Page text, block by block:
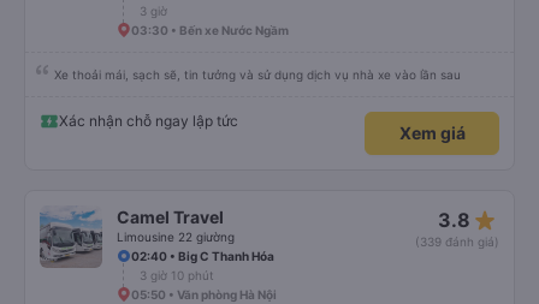
3 giờ
03:30 • Bến xe Nước Ngầm
Xe thoải mái, sạch sẽ, tin tưởng và sử dụng dịch vụ nhà xe vào lần sau
Xác nhận chỗ ngay lập tức
Xem giá
Camel Travel
Limousine 22 giường
3.8 star_rate
(339 đánh giá)
02:40 • Big C Thanh Hóa
3 giờ 10 phút
05:50 • Văn phòng Hà Nội